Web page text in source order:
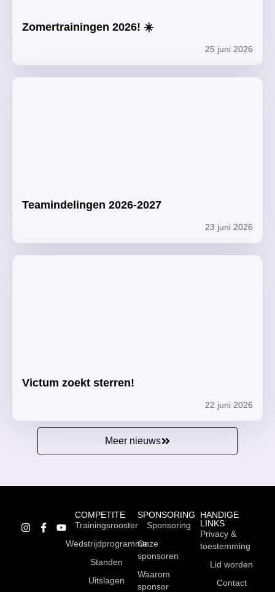
Meer nieuws
Zomertrainingen 2026! ☀️
25 juni 2026
Teamindelingen 2026-2027
23 juni 2026
Victum zoekt sterren!
22 juni 2026
COMPETITE
Trainingsrooster
Wedstrijdprogramma
Standen
Uitslagen
SPONSORING
Sponsoring
Onze
sponsoren
Waarom
sponsor
HANDIGE
LINKS
Privacy &
toestemming
Lid worden
Contact